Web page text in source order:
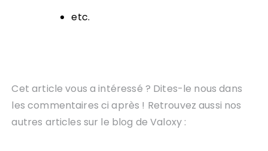
etc.
Cet article vous a intéressé ? Dites-le nous dans
les commentaires ci après ! Retrouvez aussi nos
autres articles sur le blog de Valoxy :